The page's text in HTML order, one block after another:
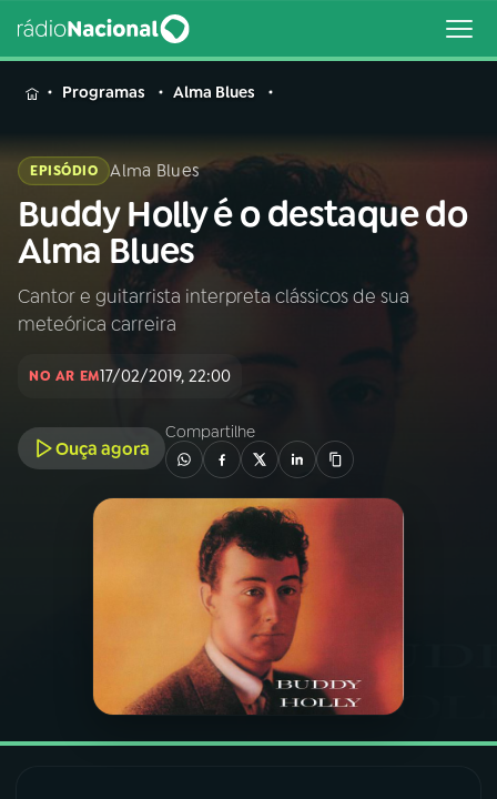
MENU
Buscar
na
Rádio
Nacional
PROGRAMAÇÃO
PODCASTS
Programas Alma Blues
EPISÓDIO Alma Blues
Buddy Holly é o destaque do
Alma Blues
Cantor e guitarrista interpreta clássicos de sua
meteórica carreira
NO AR EM17/02/2019, 22:00
Ouça agora
Compartilhe